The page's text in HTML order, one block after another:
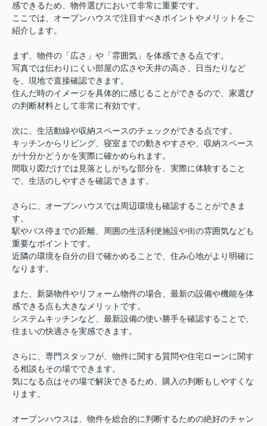
感できるため、物件選びにおいて非常に重要です。
ここでは、オープンハウスで注目すべきポイントやメリットをご
紹介します。
まず、物件の「広さ」や「雰囲気」を体感できる点です。
写真では伝わりにくい部屋の広さや天井の高さ、日当たりなど
を、現地で直接確認できます。
住んだ時のイメージを具体的に感じることができるので、家選び
の判断材料として非常に有効です。
次に、生活動線や収納スペースのチェックができる点です。
キッチンからリビング、寝室までの動きやすさや、収納スペース
が十分かどうかを実際に確かめられます。
間取り図だけでは見落としがちな部分を、実際に体験すること
で、生活のしやすさを確認できます。
さらに、オープンハウスでは周辺環境も確認することができま
す。
駅やバス停までの距離、周囲の生活利便施設や街の雰囲気なども
重要なポイントです。
近隣の環境を自分の目で確かめることで、住み心地がより明確に
なります。
また、新築物件やリフォーム物件の場合、最新の設備や機能を体
感できる点も大きなメリットです。
システムキッチンなど、最新設備の使い勝手を確認することで、
住まいの快適さを実感できます。
さらに、専門スタッフが、物件に関する質問や住宅ローンに関す
る相談もその場でできます。
気になる点はその場で解決できるため、購入の判断もしやすくな
ります。
オープンハウスは、物件を総合的に判断するための絶好のチャン